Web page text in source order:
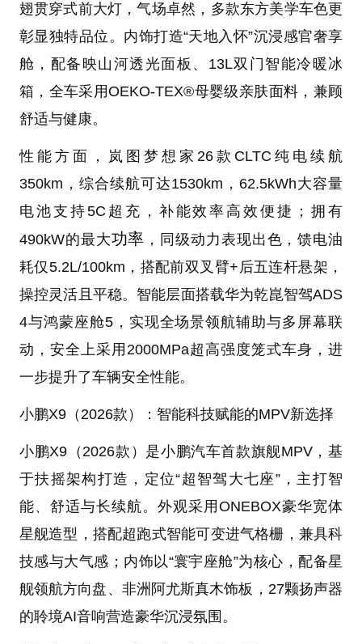
翅贯穿式前大灯，气场卓然，多款东方美学车色更
彰显独特品位。内饰打造“天地入怀”沉浸感官奢享
舱，配备映山河透光面板、13L双门智能冷暖冰
箱，全车采用OEKO-TEX®母婴级亲肤面料，兼顾
舒适与健康。
性能方面，岚图梦想家26款CLTC纯电续航
350km，综合续航可达1530km，62.5kWh大容量
电池支持5C超充，补能效率高效便捷；拥有
490kW的最大功率 ，同级动力表现出色，馈电油
耗仅5.2L/100km，搭配前双叉臂+后五连杆悬架，
操控灵活且平稳。智能层面搭载华为乾崑智驾ADS
4与鸿蒙座舱5，实现全场景领航辅助与多屏幕联
动，安全上采用2000MPa超高强度笼式车身，进
一步提升了车辆安全性能。
小鹏X9（2026款）：智能科技赋能的MPV新选择
小鹏X9（2026款）是小鹏汽车首款旗舰MPV，基
于扶摇架构打造，定位“超智驾大七座”，主打智
能、舒适与长续航。外观采用ONEBOX豪华宽体
星舰造型，搭配超跑式智能可变进气格栅，兼具科
技感与大气感；内饰以“寰宇座舱”为核心，配备星
舰领航方向盘、非洲阿尤斯真木饰板，27颗扬声器
的聆境AI音响营造豪华沉浸氛围。